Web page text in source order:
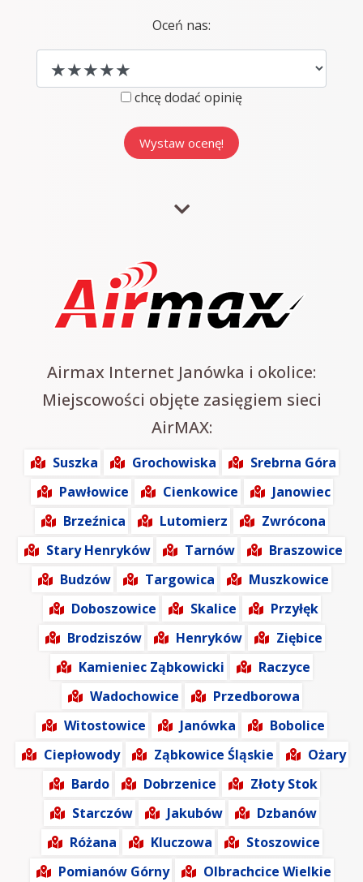
Oceń nas:
chcę dodać opinię
Airmax Internet Janówka i okolice:
Miejscowości objęte zasięgiem sieci
AirMAX:
Suszka Grochowiska
Srebrna Góra
Pawłowice
Cienkowice
Janowiec
Brzeźnica
Lutomierz
Zwrócona
Stary Henryków
Tarnów
Braszowice
Budzów
Targowica
Muszkowice
Doboszowice
Skalice
Przyłęk
Brodziszów
Henryków
Ziębice
Kamieniec Ząbkowicki
Raczyce
Wadochowice
Przedborowa
Witostowice
Janówka
Bobolice
Ciepłowody
Ząbkowice Śląskie
Ożary
Bardo
Dobrzenice
Złoty Stok
Starczów
Jakubów
Dzbanów
Różana
Kluczowa
Stoszowice
Pomianów Górny
Olbrachcice Wielkie